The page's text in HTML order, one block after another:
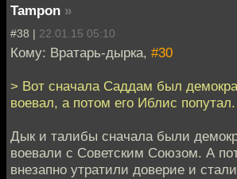
Tampon »
#38 | 22.01.15 05:10
Кому: Вратарь-дырка, #30
> Вот сначала Саддам был
воевал, а потом его Иблис попутал.
Дык и талибы сначала были
воевали с Советским Союзом. А
внезапно утратили доверие и